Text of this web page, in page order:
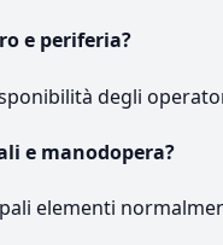
e periferia?
degli
e manodopera?
elementi